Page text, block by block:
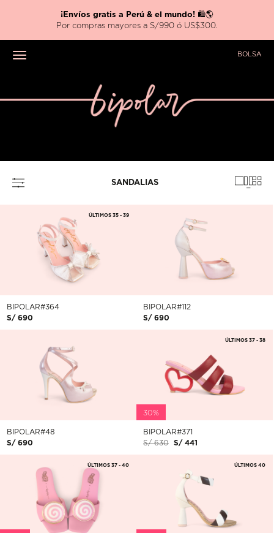
¡Envíos gratis a Perú & el mundo! 🛍️🌎
Por compras mayores a S/990 ó US$300.
Toggle navigation BOLSA
SANDALIAS
BIPOLAR#364
S/ 690
ÚLTIMOS 35 - 39
BIPOLAR#112
S/ 690
BIPOLAR#48
S/ 690
30%
BIPOLAR#371
S/ 630
S/ 441
ÚLTIMOS 37 - 38
ÚLTIMOS 37 - 40 ÚLTIMOS 40